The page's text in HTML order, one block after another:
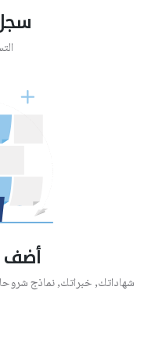
أضف
شهاداتك, خبراتك, نماذج